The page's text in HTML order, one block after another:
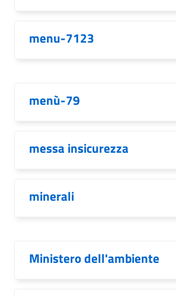
menu-7123
menù-79
messa insicurezza
minerali
Ministero dell'ambiente